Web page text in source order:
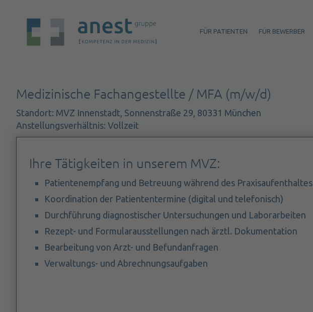
FÜR PATIENTEN FÜR BEWERBER
Medizinische Fachangestellte / MFA (m/w/d)
Standort: MVZ Innenstadt, Sonnenstraße 29, 80331 München
Anstellungsverhältnis: Vollzeit
Ihre Tätigkeiten in unserem MVZ:
Patientenempfang und Betreuung während des Praxisaufenthaltes
Koordination der Patiententermine (digital und telefonisch)
Durchführung diagnostischer Untersuchungen und Laborarbeiten
Rezept- und Formularausstellungen nach ärztl. Dokumentation
Bearbeitung von Arzt- und Befundanfragen
Verwaltungs- und Abrechnungsaufgaben